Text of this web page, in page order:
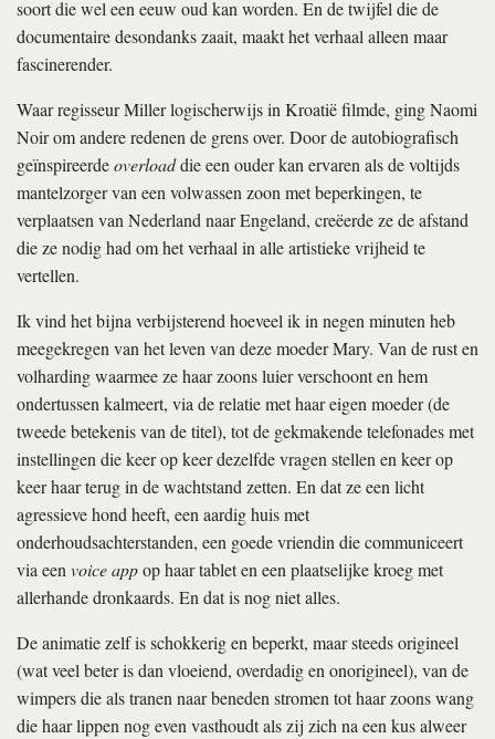
soort die wel een eeuw oud kan worden. En de twijfel die de
documentaire desondanks zaait, maakt het verhaal alleen maar
fascinerender.
Waar regisseur Miller logischerwijs in Kroatië filmde, ging Naomi
Noir om andere redenen de grens over. Door de autobiografisch
geïnspireerdeoverloaddie een ouder kan ervaren als de voltijds
mantelzorger van een volwassen zoon met beperkingen, te
verplaatsen van Nederland naar Engeland, creëerde ze de afstand
die ze nodig had om het verhaal in alle artistieke vrijheid te
vertellen.
Ik vind het bijna verbijsterend hoeveel ik in negen minuten heb
meegekregen van het leven van deze moeder Mary. Van de rust en
volharding waarmee ze haar zoons luier verschoont en hem
ondertussen kalmeert, via de relatie met haar eigen moeder (de
tweede betekenis van de titel), tot de gekmakende telefonades met
instellingen die keer op keer dezelfde vragen stellen en keer op
keer haar terug in de wachtstand zetten. En dat ze een licht
agressieve hond heeft, een aardig huis met
onderhoudsachterstanden, een goede vriendin die communiceert
via eenvoice appop haar tablet en een plaatselijke kroeg met
allerhande dronkaards. En dat is nog niet alles.
De animatie zelf is schokkerig en beperkt, maar steeds origineel
(wat veel beter is dan vloeiend, overdadig en onorigineel), van de
wimpers die als tranen naar beneden stromen tot haar zoons wang
die haar lippen nog even vasthoudt als zij zich na een kus alweer